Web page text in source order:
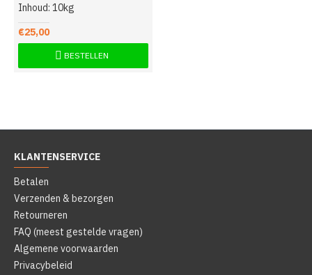
Inhoud: 10kg
€25,00
BESTELLEN
KLANTENSERVICE
Betalen
Verzenden & bezorgen
Retourneren
FAQ (meest gestelde vragen)
Algemene voorwaarden
Privacybeleid